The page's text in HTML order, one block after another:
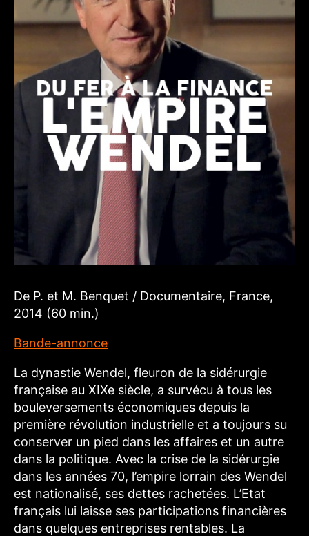
De P. et M. Benquet / Documentaire, France,
2014 (60 min.)
Bande-annonce
La dynastie Wendel, fleuron de la sidérurgie
française au XIXe siècle, a survécu à tous les
bouleversements économiques depuis la
première révolution industrielle et a toujours su
conserver un pied dans les affaires et un autre
dans la politique. Avec la crise de la sidérurgie
dans les années 70, l’empire lorrain des Wendel
est nationalisé, ses dettes rachetées. L’Etat
français lui laisse ses participations financières
dans quelques entreprises rentables. La